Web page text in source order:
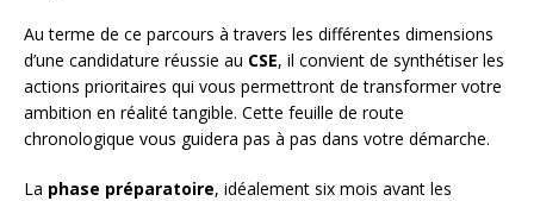
Au terme de ce parcours à travers les différentes dimensions
d’une candidature réussie au CSE, il convient de synthétiser les
actions prioritaires qui vous permettront de transformer votre
ambition en réalité tangible. Cette feuille de route
chronologique vous guidera pas à pas dans votre démarche.
La phase préparatoire, idéalement six mois avant les